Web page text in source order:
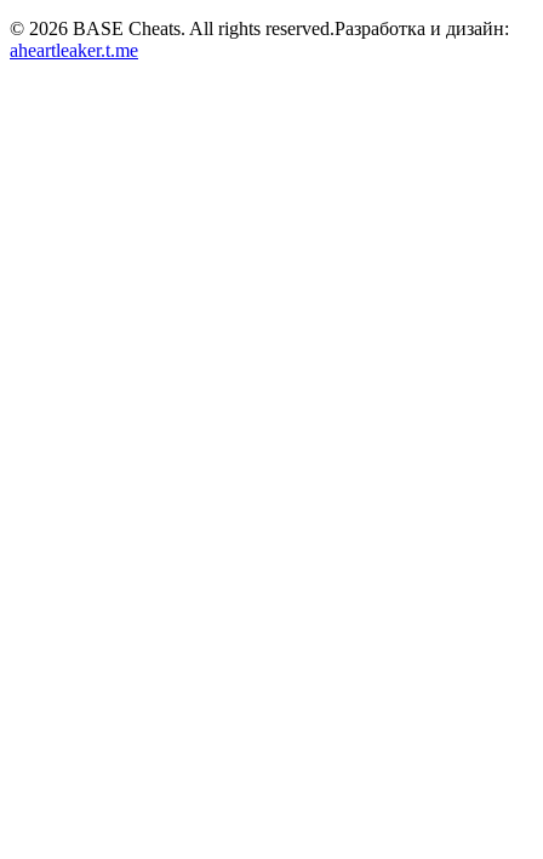
© 2026 BASE Cheats. All rights reserved.Разработка и дизайн:
aheartleaker.t.me